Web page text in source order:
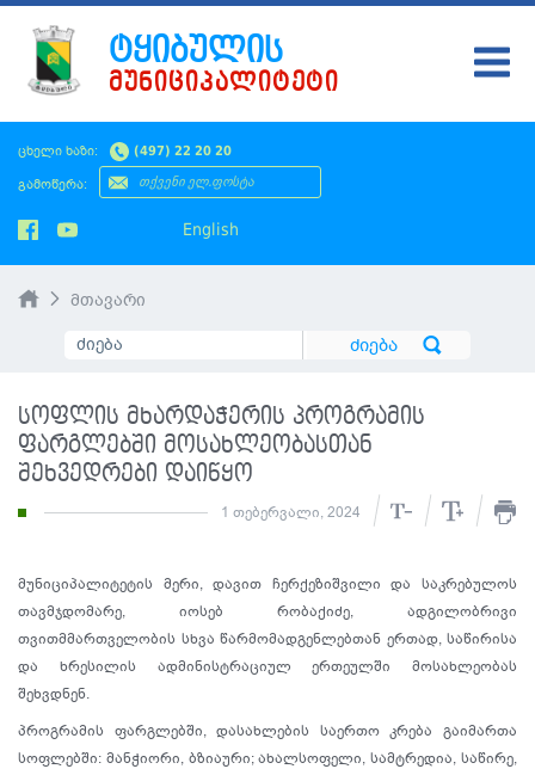
ცხელი ხაზი: (497) 22 20 20
გამოწერა:
English
ᲢᲧᲘᲑᲣᲚᲘᲡ
ᲛᲣᲜᲘᲪᲘᲞᲐᲚᲘᲢᲔᲢᲘ
ᲢᲧᲘᲑᲣᲚᲘ
ᲡᲐᲙᲠᲔᲑᲣᲚᲝ
ᲛᲝᲥᲐᲚᲐᲥᲔᲡ
SMS ᲞᲚᲐᲢᲤᲝᲠᲛᲐ
ᲡᲔᲠᲕᲘᲡᲔᲑᲘ
მთავარი
სოფლის მხარდაჭერის პროგრამის
ფარგლებში მოსახლეობასთან
შეხვედრები დაიწყო
1 თებერვალი, 2024
მუნიციპალიტეტის მერი, დავით ჩერქეზიშვილი და საკრებულოს
თავმჯდომარე, იოსებ რობაქიძე, ადგილობრივი
თვითმმართველობის სხვა წარმომადგენლებთან ერთად, საწირისა
და ხრესილის ადმინისტრაციულ ერთეულში მოსახლეობას
შეხვდნენ.
პროგრამის ფარგლებში, დასახლების საერთო კრება გაიმართა
სოფლებში: მანჭიორი, ბზიაური; ახალსოფელი, სამტრედია, საწირე,